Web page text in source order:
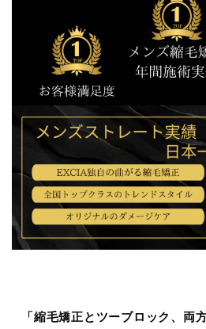
「縮毛矯正とツーブロック、両